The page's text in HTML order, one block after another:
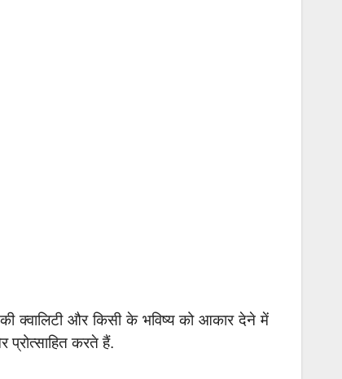
की क्वालिटी और किसी के भविष्य को आकार देने में
प्रोत्साहित करते हैं.